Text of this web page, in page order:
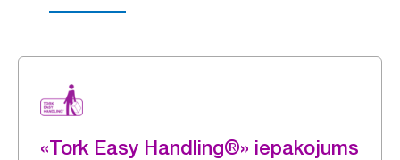
«Tork Easy Handling®» iepakojums